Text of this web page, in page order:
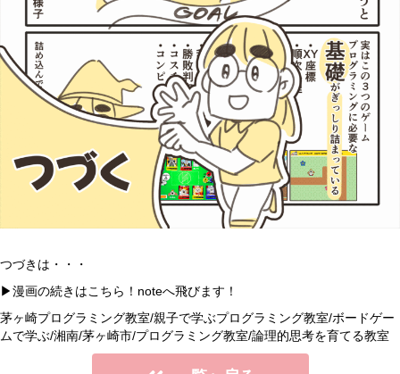
つづきは・・・
▶︎漫画の続きはこちら！noteへ飛びます！
茅ヶ崎プログラミング教室/親子で学ぶプログラミング教室/ボードゲー
ムで学ぶ/湘南/茅ヶ崎市/プログラミング教室/論理的思考を育てる教室